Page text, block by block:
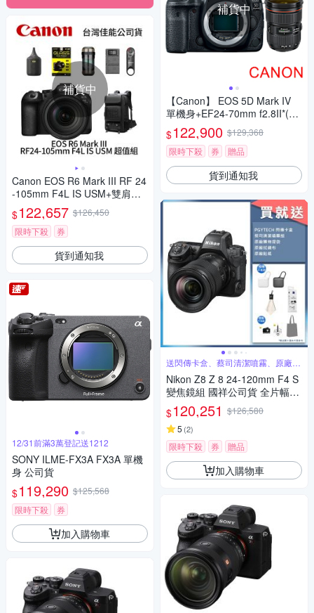
補貨中
Canon EOS R6 Mark III RF 24
-105mm F4L IS USM+雙肩後
背包+藍芽遙控器+UCN2充電器
+BB nano電動氣吹+鋼化貼+清
潔組 R6M3(公司貨)
$122,657 $126,450
限時下殺
券
貨到通知我
12/31前滿3萬登記送1212
SONY ILME-FX3A FX3A 單機
身 公司貨
$119,290 $125,568
限時下殺
券
加入購物車
補貨中
【Canon】 EOS 5D Mark IV
單機身+EF24-70mm f2.8II*(中
文平輸)
$122,900 $129,368
限時下殺
券 贈品
貨到通知我
送閃傳卡盒、蔡司清潔噴霧、原廠提
袋等好禮
Nikon Z8 Z 8 24-120mm F4 S
變焦鏡組 國祥公司貨 全片幅無
反光鏡相機
$120,251 $126,580
5 (2)
限時下殺 券 贈品
加入購物車